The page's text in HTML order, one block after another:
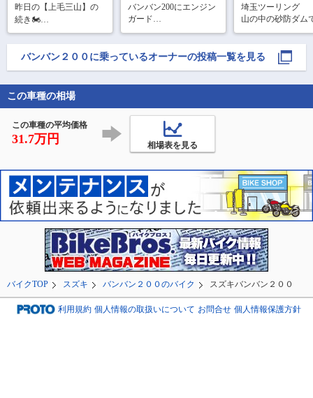
昨日の【上毛三山】の
続き🏍️
【妙義山】へ🏍️
途中で【神流湖】と
😃🚬
それでは皆さんご安全
に❗(^^ゞ
バンバン200にエンジン
ガード
付けてみた。
フロントは、グラスト
ラッカー用とかが付き
らいで簡単に付いた。
リアは、スクーターと
埼玉ツーリング
山の中の砂防ダム
す。小便小僧はオ
コの勢いが凄いで
水量が多かったの
きダムが印象的で
バンバン２００ に乗っているオーナーの投稿一覧を見る
この車種の相場
この車種の平均価格
31.7万円 相場表を見る
バイクTOP スズキ バンバン２００のバイク スズキバンバン２００
利用規約 個人情報の取扱いについて お問合せ 個人情報保護方針